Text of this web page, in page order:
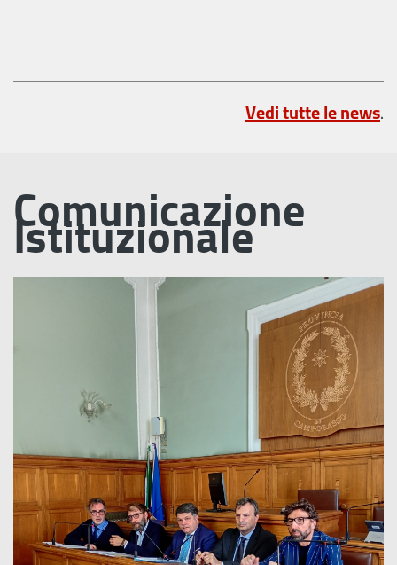
Vedi tutte le news.
Comunicazione
Istituzionale